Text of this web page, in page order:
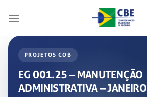
PROJETOS COB
EG 001.25 – MANUTENÇÃO
ADMINISTRATIVA – JANEIRO